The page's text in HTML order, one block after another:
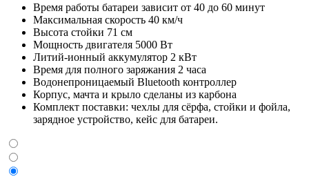
Время работы батареи зависит от 40 до 60 минут
Максимальная скорость 40 км/ч
Высота стойки 71 см
Мощность двигателя 5000 Вт
Литий-ионный аккумулятор 2 кВт
Время для полного заряжания 2 часа
Водонепроницаемый Bluetooth контроллер
Корпус, мачта и крыло сделаны из карбона
Комплект поставки: чехлы для сёрфа, стойки и фойла,
зарядное устройство, кейс для батареи.